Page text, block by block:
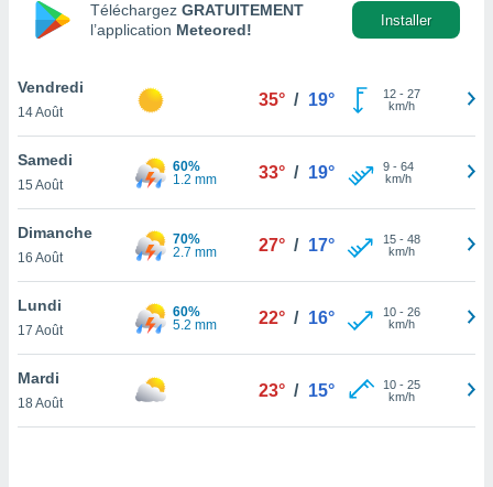
un
la
du
votre
à
en
le
Téléchargez GRATUITEMENT
l’application Meteored!
Installer
Vendredi
14 Août
35° / 19° 12- 27
km/h
Samedi
15 Août
60%
1.2 mm
33° / 19° 9- 64
km/h
Dimanche
16 Août
70%
2.7 mm
27° / 17° 15- 48
km/h
Lundi
17 Août
60%
5.2 mm
22° / 16° 10- 26
km/h
Mardi
18 Août
23° / 15° 10- 25
km/h